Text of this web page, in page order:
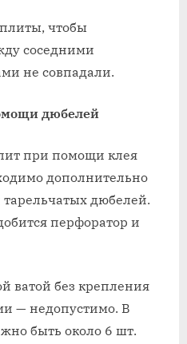
чтобы
соседними
не совпадали.
дюбелей
при помощи клея
дополнительно
дюбелей.
перфоратор и
ватой без крепления
— недопустимо. В
быть около 6 шт.